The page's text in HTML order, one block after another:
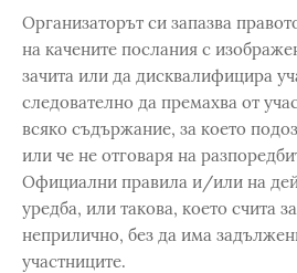
Организаторът си запазва
на качените послания с
зачита или да дисквалифицира
следователно да премахва от
всяко съдържание, за което
или че не отговаря на
Официални правила и/или на
уредба, или такова, което счита
неприлично, без да има
участниците.